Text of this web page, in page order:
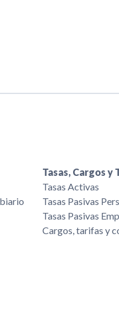
Tasas, Cargos y
Tasas Activas
Tasas Pasivas
Tasas Pasivas
Cargos, tarifas y